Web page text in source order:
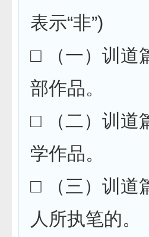
表示“非”)
□ （一）训道
部作品。
□ （二）训道
学作品。
□ （三）训道
人所执笔的。